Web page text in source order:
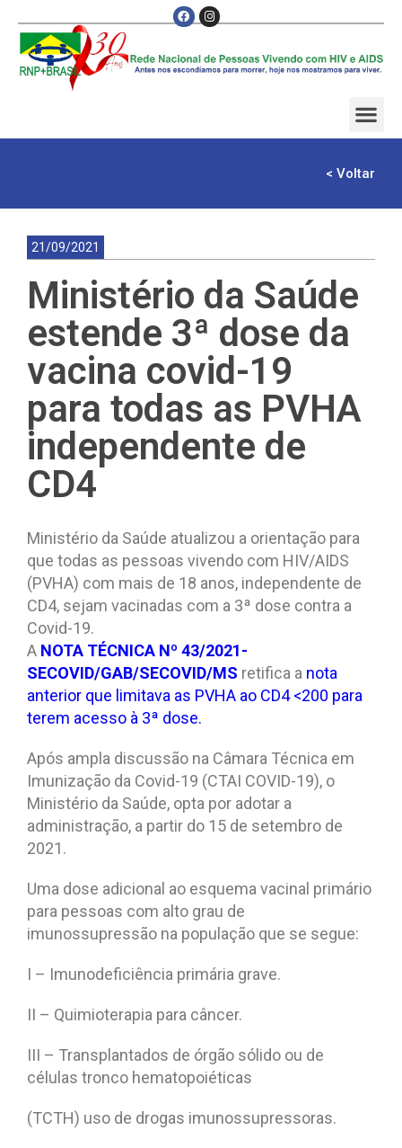
< Voltar
21/09/2021
Ministério da Saúde
estende 3ª dose da
vacina covid-19
para todas as PVHA
independente de
CD4
Ministério da Saúde atualizou a orientação para
que todas as pessoas vivendo com HIV/AIDS
(PVHA) com mais de 18 anos, independente de
CD4, sejam vacinadas com a 3ª dose contra a
Covid-19.
A NOTA TÉCNICA Nº 43/2021-
SECOVID/GAB/SECOVID/MS retifica a nota
anterior que limitava as PVHA ao CD4 <200 para
terem acesso à 3ª dose.
Após ampla discussão na Câmara Técnica em
Imunização da Covid-19 (CTAI COVID-19), o
Ministério da Saúde, opta por adotar a
administração, a partir do 15 de setembro de
2021.
Uma dose adicional ao esquema vacinal primário
para pessoas com alto grau de
imunossupressão na população que se segue:
I – Imunodeficiência primária grave.
II – Quimioterapia para câncer.
III – Transplantados de órgão sólido ou de
células tronco hematopoiéticas
(TCTH) uso de drogas imunossupressoras.